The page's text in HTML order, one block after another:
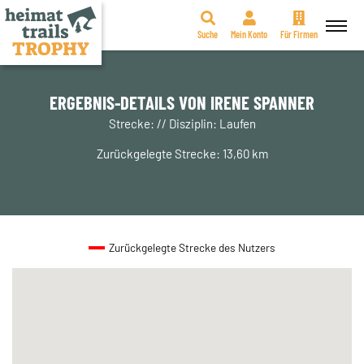
Zum
Suche Mein Konto Für Firmen
ERGEBNIS-DETAILS VON IRENE SPANNER
Strecke: // Disziplin: Laufen
Zurückgelegte Strecke: 13,60 km
Zurückgelegte Strecke des Nutzers